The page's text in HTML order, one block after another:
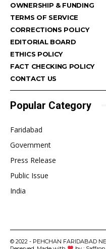
OWNERSHIP & FUNDING
TERMS OF SERVICE
CORRECTIONS POLICY
EDITORIAL BOARD
ETHICS POLICY
FACT CHECKING POLICY
CONTACT US
Popular Category
Faridabad
Government
Press Release
Public Issue
India
© 2022 - PEHCHAN FARIDABAD